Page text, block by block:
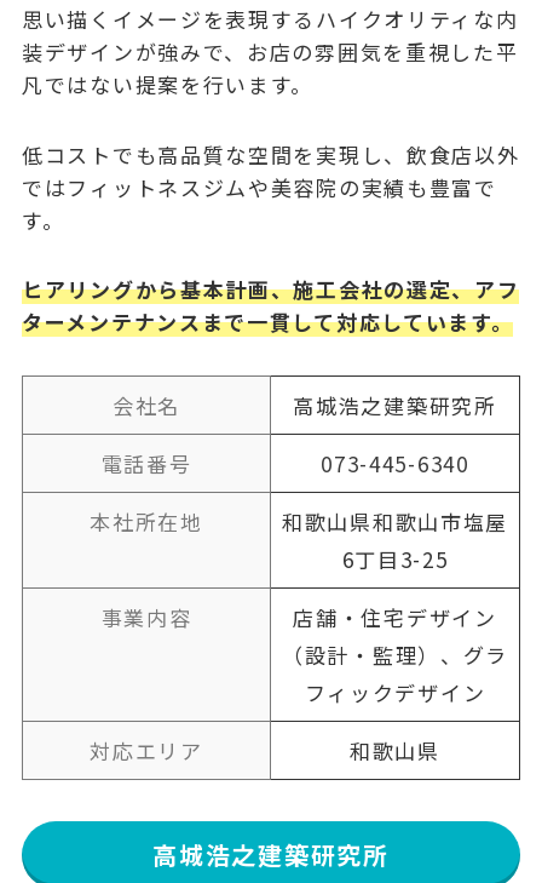
思い描くイメージを表現するハイクオリティな内
装デザインが強みで、お店の雰囲気を重視した平
凡ではない提案を行います。
低コストでも高品質な空間を実現し、飲食店以外
ではフィットネスジムや美容院の実績も豊富で
す。
ヒアリングから基本計画、施工会社の選定、アフ
ターメンテナンスまで一貫して対応しています。
会社名
高城浩之建築研究所
電話番号
073-445-6340
本社所在地
和歌山県和歌山市塩屋
6丁目3-25
事業内容
店舗・住宅デザイン
（設計・監理）、グラ
フィックデザイン
対応エリア
和歌山県
高城浩之建築研究所